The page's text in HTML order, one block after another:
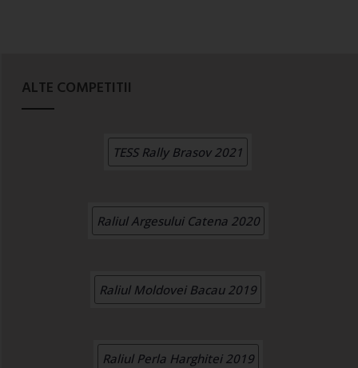
ALTE COMPETITII
TESS Rally Brasov 2021
Raliul Argesului Catena 2020
Raliul Moldovei Bacau 2019
Raliul Perla Harghitei 2019